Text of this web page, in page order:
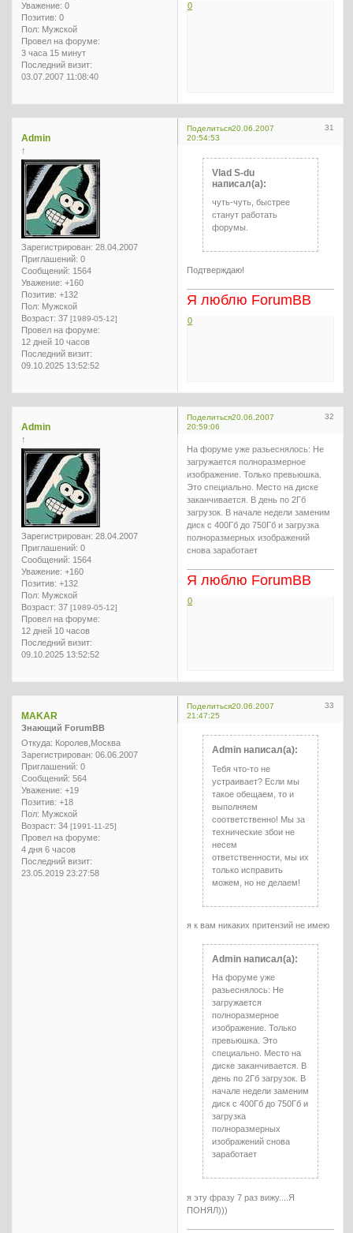
Уважение: 0
Позитив: 0
Пол: Мужской
Провел на форуме:
3 часа 15 минут
Последний визит:
03.07.2007 11:08:40
0
Поделиться 31
20.06.2007
20:54:53
Admin
↑
Зарегистрирован: 28.04.2007
Приглашений: 0
Сообщений: 1564
Уважение: +160
Позитив: +132
Пол: Мужской
Возраст: 37 [1989-05-12]
Провел на форуме:
12 дней 10 часов
Последний визит:
09.10.2025 13:52:52
Vlad S-du
написал(а):
чуть-чуть, быстрее
станут работать
форумы.
Подтверждаю!
Я люблю ForumBB
0
Поделиться 32
20.06.2007
20:59:06
Admin
↑
Зарегистрирован: 28.04.2007
Приглашений: 0
Сообщений: 1564
Уважение: +160
Позитив: +132
Пол: Мужской
Возраст: 37 [1989-05-12]
Провел на форуме:
12 дней 10 часов
Последний визит:
09.10.2025 13:52:52
На форуме уже разьеснялось: Не
загружается полноразмерное
изображение. Только превьюшка.
Это специально. Место на диске
заканчивается. В день по 2Гб
загрузок. В начале недели заменим
диск с 400Гб до 750Гб и загрузка
полноразмерных изображений
снова заработает
Я люблю ForumBB
0
Поделиться 33
20.06.2007
21:47:25
MAKAR
Знающий ForumBB
Откуда: Королев,Москва
Зарегистрирован: 06.06.2007
Приглашений: 0
Сообщений: 564
Уважение: +19
Позитив: +18
Пол: Мужской
Возраст: 34 [1991-11-25]
Провел на форуме:
4 дня 6 часов
Последний визит:
23.05.2019 23:27:58
Admin написал(а):
Тебя что-то не
устраивает? Если мы
такое обещаем, то и
выполняем
соответственно! Мы за
технические збои не
несем
ответственности, мы их
только исправить
можем, но не делаем!
я к вам никаких притензий не имею
Admin написал(а):
На форуме уже
разьеснялось: Не
загружается
полноразмерное
изображение. Только
превьюшка. Это
специально. Место на
диске заканчивается. В
день по 2Гб загрузок. В
начале недели заменим
диск с 400Гб до 750Гб и
загрузка
полноразмерных
изображений снова
заработает
я эту фразу 7 раз вижу....Я
ПОНЯЛ)))